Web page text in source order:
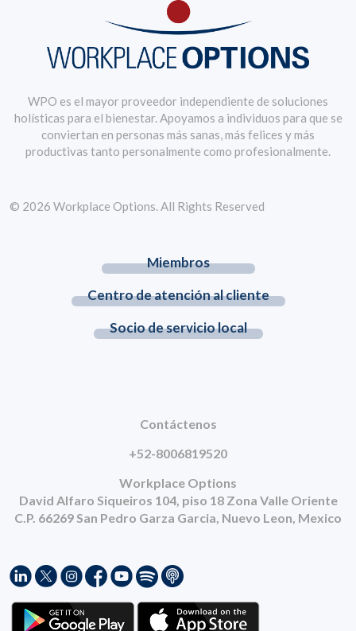
WPO es el mayor proveedor independiente de soluciones
holísticas para el bienestar. Apoyamos a individuos para que se
conviertan en personas más sanas, más felices y más
productivas tanto personalmente como profesionalmente.
Miembros
Centro de atención al cliente
Socio de servicio local
Contáctenos
+52-8006819520
Workplace Options
David Alfaro Siqueiros 104, piso 18 Zona Valle Oriente
C.P. 66269 San Pedro Garza Garcia, Nuevo Leon, Mexico
© 2026 Workplace Options. All Rights Reserved